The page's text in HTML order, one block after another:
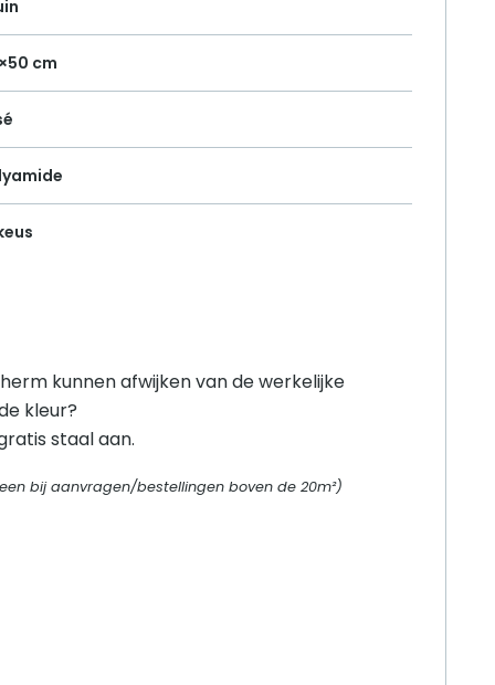
cm
kunnen afwijken van de werkelijke
kleur?
staal aan.
bij aanvragen/bestellingen boven de 20m²)